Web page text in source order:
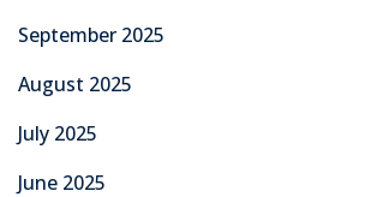
September 2025
August 2025
July 2025
June 2025